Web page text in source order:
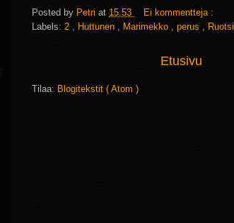
Posted by Petri at 15.53
Ei kommentteja :
Labels: 2 Huttunen Marimekko perus Ruotsi
Etusivu
Tilaa: Blogitekstit ( Atom )